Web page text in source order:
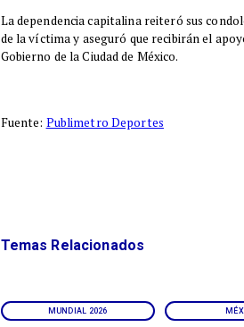
La dependencia capitalina reiteró sus
de la víctima y aseguró que recibirán el
Gobierno de la Ciudad de México.
Fuente: Publimetro Deportes
MUNDIAL 2026
Temas Relacionados